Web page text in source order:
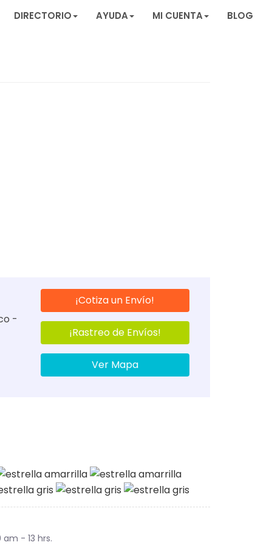
DIRECTORIO AYUDA MI CUENTA BLOG
-
¡Cotiza un Envío!
¡Rastreo de Envíos!
Ver Mapa
- 13 hrs.